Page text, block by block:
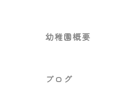
幼稚園概要
ブログ